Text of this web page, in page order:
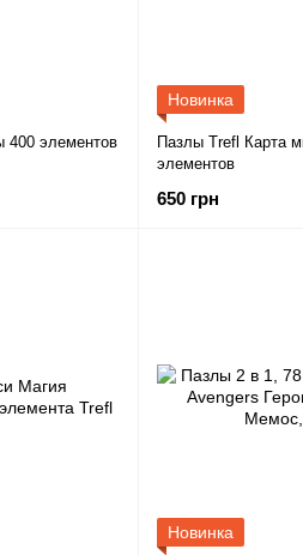
400 элементов
Новинка
Пазлы Trefl Карта
элементов
650 грн
Новинка